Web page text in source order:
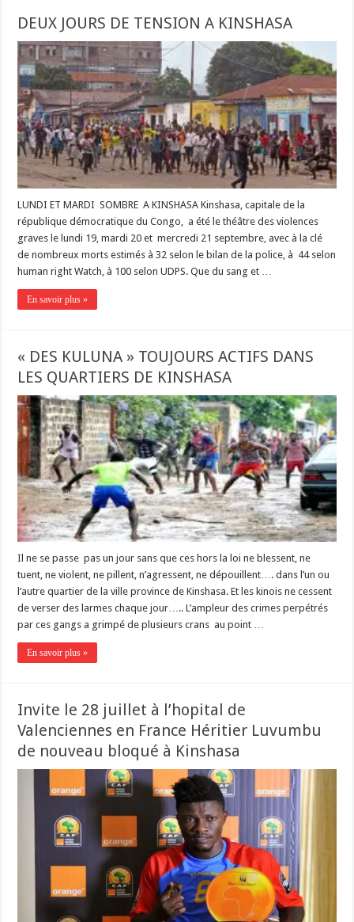
DEUX JOURS DE TENSION A KINSHASA
LUNDI ET MARDI SOMBRE A KINSHASA Kinshasa, capitale de la
république démocratique du Congo, a été le théâtre des violences
graves le lundi 19, mardi 20 et mercredi 21 septembre, avec à la clé
de nombreux morts estimés à 32 selon le bilan de la police, à 44 selon
human right Watch, à 100 selon UDPS. Que du sang et …
En savoir plus »
« DES KULUNA » TOUJOURS ACTIFS DANS
LES QUARTIERS DE KINSHASA
Il ne se passe pas un jour sans que ces hors la loi ne blessent, ne
tuent, ne violent, ne pillent, n’agressent, ne dépouillent…. dans l’un ou
l’autre quartier de la ville province de Kinshasa. Et les kinois ne cessent
de verser des larmes chaque jour….. L’ampleur des crimes perpétrés
par ces gangs a grimpé de plusieurs crans au point …
En savoir plus »
Invite le 28 juillet à l’hopital de
Valenciennes en France Héritier Luvumbu
de nouveau bloqué à Kinshasa